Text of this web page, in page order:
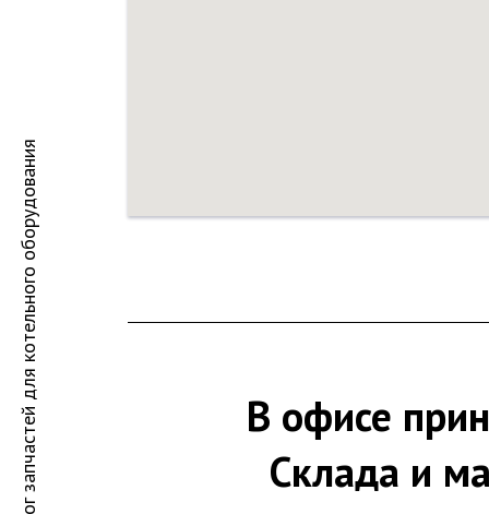
Каталог запчастей для котельного оборудования В офисе
Склада и